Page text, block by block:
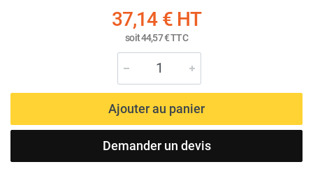
37,14 €HT
soit44,57 €TTC
Ajouter au panier
Demander un devis